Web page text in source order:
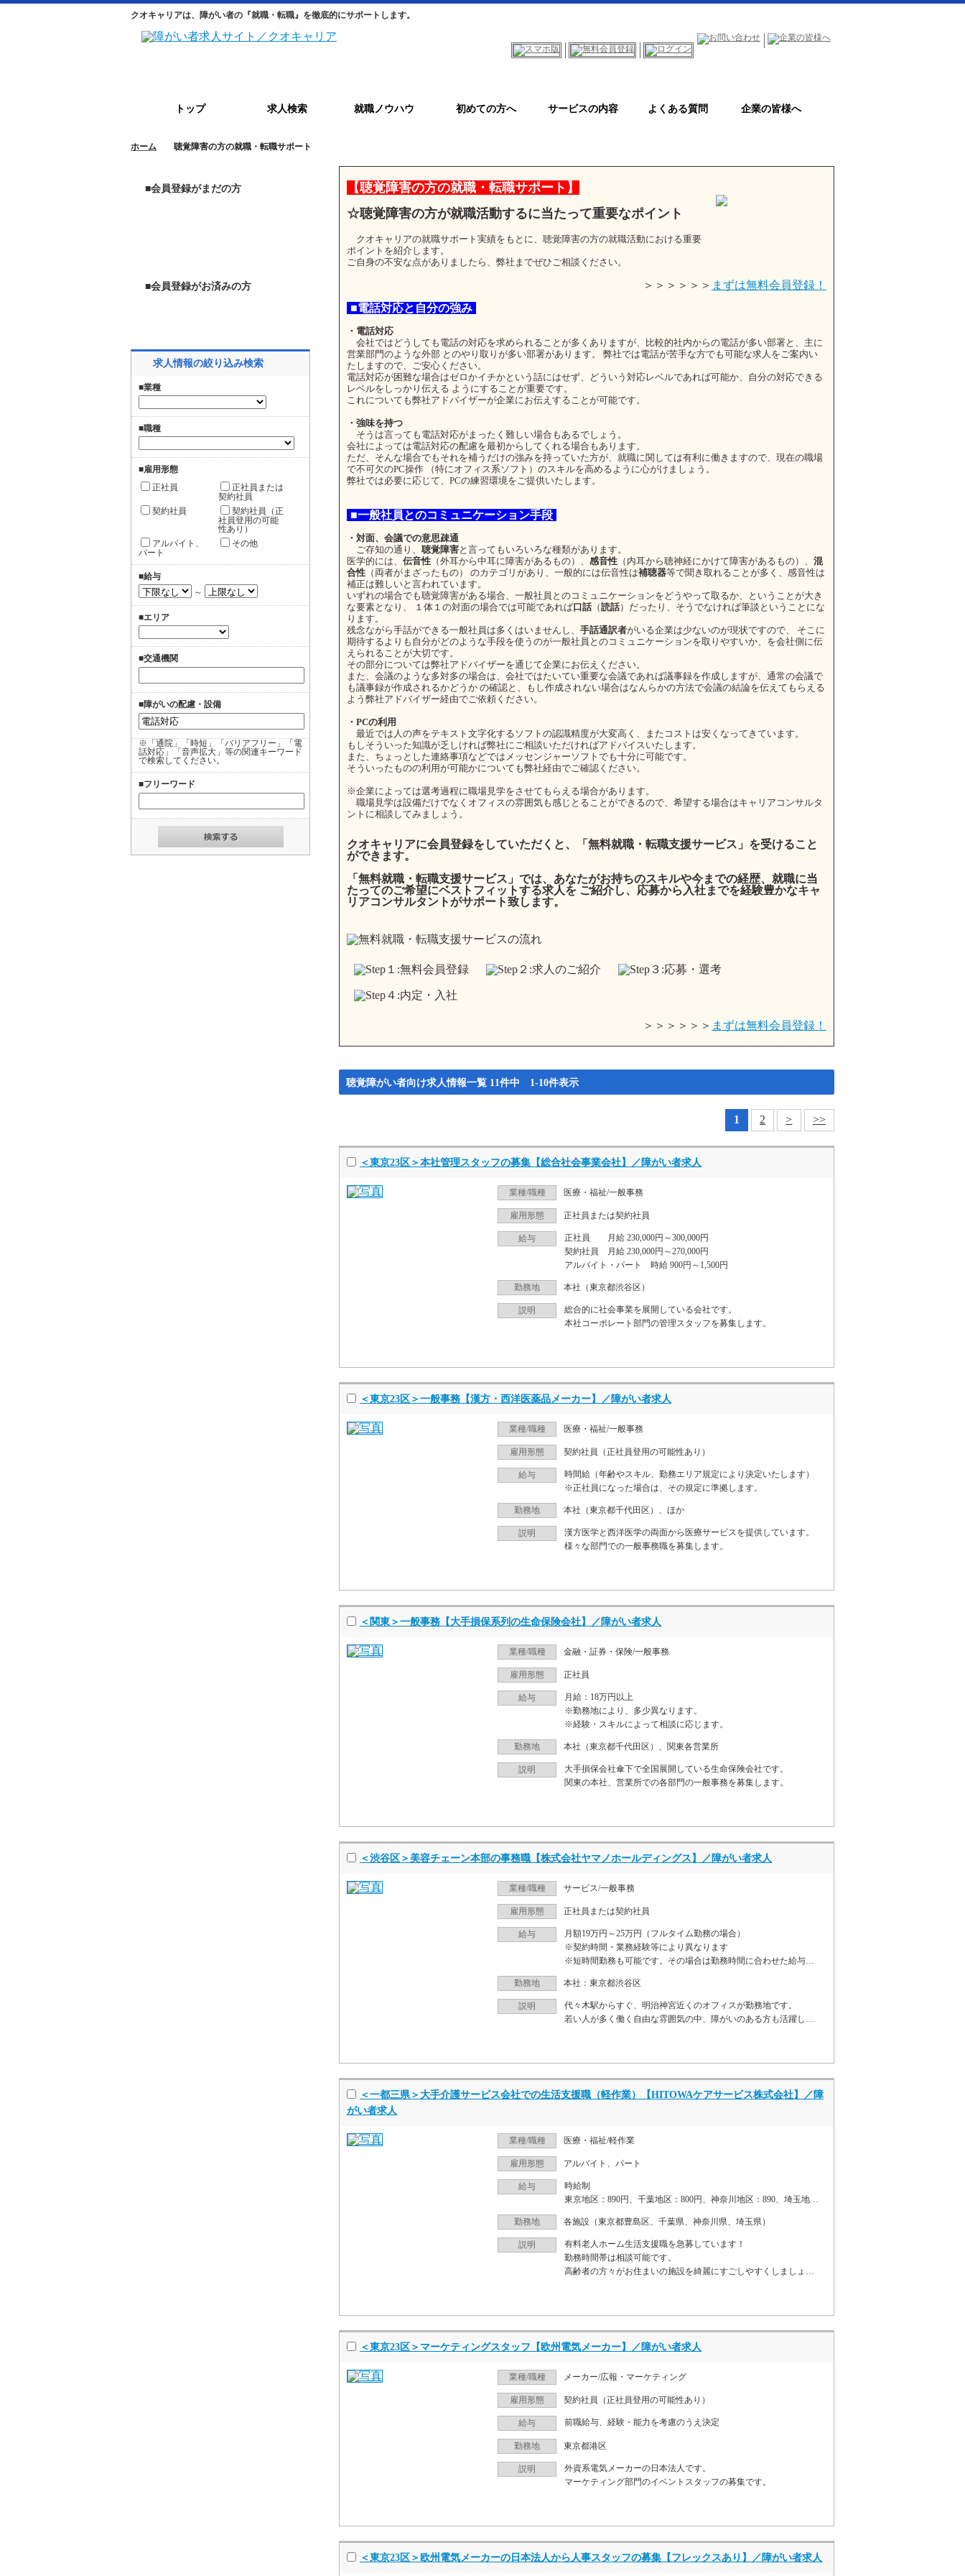
クオキャリアは、障がい者の『就職・転職』を徹底的にサポートします。
トップ 求人検索 就職ノウハウ 初めての方へ サービスの内容 よくある質問 企業の皆様へ
ホーム 聴覚障害の方の就職・転職サポート
【聴覚障害の方の就職・転職サポート】
☆聴覚障害の方が就職活動するに当たって重要なポイント
クオキャリアの就職サポート実績をもとに、聴覚障害の方の就職活動における重要
ポイントを紹介します。
ご自身の不安な点がありましたら、弊社までぜひご相談ください。
＞＞＞＞＞＞ まずは無料会員登録！
■電話対応と自分の強み
・電話対応
会社ではどうしても電話の対応を求められることが多くありますが、比較的社内からの電話が多い部署と、主に
営業部門のような外部 とのやり取りが多い部署があります。 弊社では電話が苦手な方でも可能な求人をご案内い
たしますので、ご安心ください。
電話対応が困難な場合はゼロかイチかという話にはせず、どういう対応レベルであれば可能か、自分の対応できる
レベルをしっかり伝える ようにすることが重要です。
これについても弊社アドバイザーが企業にお伝えすることが可能です。
・強味を持つ
そうは言っても電話対応がまったく難しい場合もあるでしょう。
会社によっては電話対応の配慮を最初からしてくれる場合もあります。
ただ、そんな場合でもそれを補うだけの強みを持っていた方が、就職に関しては有利に働きますので、現在の職場
で不可欠のPC操作 （特にオフィス系ソフト）のスキルを高めるように心がけましょう。
弊社では必要に応じて、PCの練習環境をご提供いたします。
■一般社員とのコミュニケーション手段
・対面、会議での意思疎通
ご存知の通り、 聴覚障害と言ってもいろいろな種類があります。
医学的には、 伝音性 （外耳から中耳に障害があるもの）、 感音性 （内耳から聴神経にかけて障害があるもの）、 混
合性 （両者がまざったもの） のカテゴリがあり、一般的には伝音性は補聴器等で聞き取れることが多く、感音性は
補正は難しいと言われています。
いずれの場合でも聴覚障害がある場合、一般社員とのコミュニケーションをどうやって取るか、ということが大き
な要素となり、 １体１の対面の場合では可能であれば口話 （読話）だったり、そうでなければ筆談ということにな
ります。
残念ながら手話ができる一般社員は多くはいませんし、 手話通訳者がいる企業は少ないのが現状ですので、 そこに
期待するよりも自分がどのような手段を使うのが一般社員とのコミュニケーションを取りやすいか、を会社側に伝
えられることが大切です。
その部分については弊社アドバイザーを通じて企業にお伝えください。
また、会議のような多対多の場合は、会社ではたいてい重要な会議であれば議事録を作成しますが、通常の会議で
も議事録が作成されるかどうか の確認と、もし作成されない場合はなんらかの方法で会議の結論を伝えてもらえる
よう弊社アドバイザー経由でご依頼ください。
・PCの利用
最近では人の声をテキスト文字化するソフトの認識精度が大変高く、またコストは安くなってきています。
もしそういった知識が乏しければ弊社にご相談いただければアドバイスいたします。
また、ちょっとした連絡事項などではメッセンジャーソフトでも十分に可能です。
そういったものの利用が可能かについても弊社経由でご確認ください。
※企業によっては選考過程に職場見学をさせてもらえる場合があります。
職場見学は設備だけでなくオフィスの雰囲気も感じとることができるので、希望する場合はキャリアコンサルタ
ントに相談してみましょう。
クオキャリアに会員登録をしていただくと、「無料就職・転職支援サービス」を受けること
ができます。
「無料就職・転職支援サービス」では、あなたがお持ちのスキルや今までの経歴、就職に当
たってのご希望にベストフィットする求人を ご紹介し、応募から入社までを経験豊かなキャ
リアコンサルタントがサポート致します。
＞＞＞＞＞＞ まずは無料会員登録！
聴覚障がい者向け求人情報一覧 11件中 1-10件表示
1 2 > >>
＜東京23区＞本社管理スタッフの募集【総合社会事業会社】／障がい者求人
業種/職種 医療・福祉/一般事務
雇用形態 正社員または契約社員
給与
正社員 月給 230,000円～300,000円
契約社員 月給 230,000円～270,000円
アルバイト・パート 時給 900円～1,500円
勤務地 本社（東京都渋谷区）
説明
総合的に社会事業を展開している会社です。
本社コーポレート部門の管理スタッフを募集します。
＜東京23区＞一般事務【漢方・西洋医薬品メーカー】／障がい者求人
業種/職種 医療・福祉/一般事務
雇用形態 契約社員（正社員登用の可能性あり）
給与
時間給（年齢やスキル、勤務エリア規定により決定いたします）
※正社員になった場合は、その規定に準拠します。
勤務地 本社（東京都千代田区）、ほか
説明
漢方医学と西洋医学の両面から医療サービスを提供しています。
様々な部門での一般事務職を募集します。
＜関東＞一般事務【大手損保系列の生命保険会社】／障がい者求人
業種/職種 金融・証券・保険/一般事務
雇用形態 正社員
給与
月給：18万円以上
※勤務地により、多少異なります。
※経験・スキルによって相談に応じます。
勤務地 本社（東京都千代田区）、関東各営業所
説明
大手損保会社傘下で全国展開している生命保険会社です。
関東の本社、営業所での各部門の一般事務を募集します。
＜渋谷区＞美容チェーン本部の事務職【株式会社ヤマノホールディングス】／障がい者求人
業種/職種 サービス/一般事務
雇用形態 正社員または契約社員
給与
月額19万円～25万円（フルタイム勤務の場合）
※契約時間・業務経験等により異なります
※短時間勤務も可能です。その場合は勤務時間に合わせた給与を支給します。
勤務地 本社：東京都渋谷区
説明
代々木駅からすぐ、明治神宮近くのオフィスが勤務地です。
若い人が多く働く自由な雰囲気の中、障がいのある方も活躍しています。
＜一都三県＞大手介護サービス会社での生活支援職（軽作業）【HITOWAケアサービス株式会社】／障
がい者求人
業種/職種 医療・福祉/軽作業
雇用形態 アルバイト、パート
給与
時給制
東京地区：890円、千葉地区：800円、神奈川地区：890、埼玉地区：810円、
勤務地 各施設（東京都豊島区、千葉県、神奈川県、埼玉県）
説明
有料老人ホーム生活支援職を急募しています！
勤務時間帯は相談可能です。
高齢者の方々がお住まいの施設を綺麗にすごしやすくしましょう。
＜東京23区＞マーケティングスタッフ【欧州電気メーカー】／障がい者求人
業種/職種 メーカー/広報・マーケティング
雇用形態 契約社員（正社員登用の可能性あり）
給与 前職給与、経験・能力を考慮のうえ決定
勤務地 東京都港区
説明
外資系電気メーカーの日本法人です。
マーケティング部門のイベントスタッフの募集です。
＜東京23区＞欧州電気メーカーの日本法人から人事スタッフの募集【フレックスあり】／障がい者求人
■会員登録がまだの方
■会員登録がお済みの方
求人情報の絞り込み検索
■業種
■職種
■雇用形態
正社員
正社員または
契約社員
契約社員
契約社員（正
社員登用の可能
性あり）
アルバイト、
パート
その他
■給与
～
■エリア
■交通機関
■障がいの配慮・設備
※「通院」「時短」「バリアフリー」「電
話対応」「音声拡大」等の関連キーワード
で検索してください。
■フリーワード